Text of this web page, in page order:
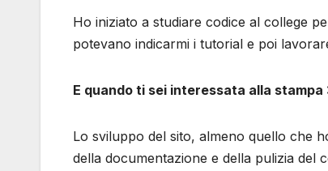
Ho iniziato a studiare codice al college
potevano indicarmi i tutorial e poi
E quando ti sei interessata alla stampa
Lo sviluppo del sito, almeno quello che
della documentazione e della pulizia del